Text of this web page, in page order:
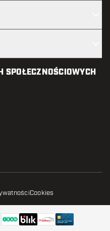
SPOŁECZNOŚCIOWYCH
Cookies